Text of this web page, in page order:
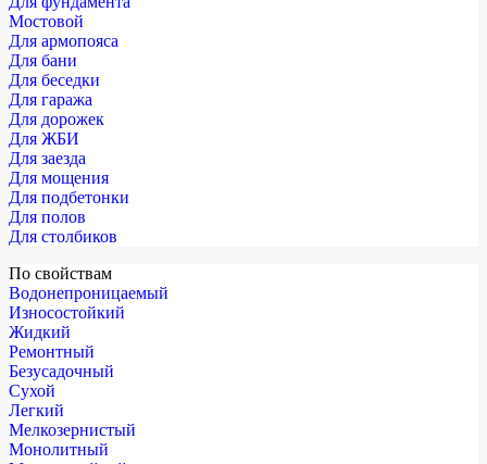
Мостовой
Для армопояса
Для бани
Для беседки
Для гаража
Для дорожек
Для ЖБИ
Для заезда
Для мощения
Для подбетонки
Для полов
Для столбиков
По свойствам
Водонепроницаемый
Износостойкий
Жидкий
Ремонтный
Безусадочный
Сухой
Легкий
Мелкозернистый
Монолитный